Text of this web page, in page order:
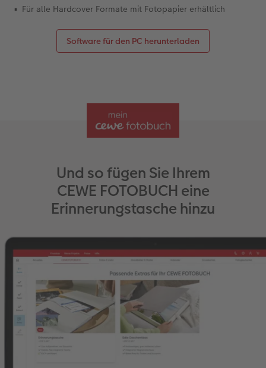
Für alle Hardcover Formate mit Fotopapier erhältlich
Software für den PC herunterladen
Und so fügen Sie Ihrem
CEWE FOTOBUCH eine
Erinnerungstasche hinzu